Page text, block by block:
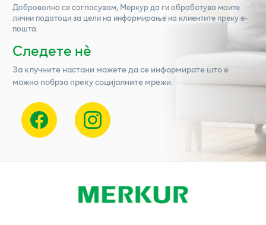
Доброволно се согласувам, Меркурда ги обработува моите
лични податоци за цели на информирање на клиентите преку е-
пошта.
Следете нѐ
За клучните настани можете да се информирате што е
можно побрзо преку социјалните мрежи.